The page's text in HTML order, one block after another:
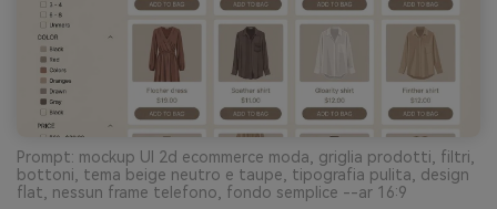
Prompt: mockup UI 2d ecommerce moda, griglia prodotti, filtri,
bottoni, tema beige neutro e taupe, tipografia pulita, design
flat, nessun frame telefono, fondo semplice --ar 16:9